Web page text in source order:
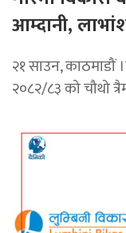
आम्दानी,
२१ साउन, काठमाडौं
२०८२/८३ को चौथो